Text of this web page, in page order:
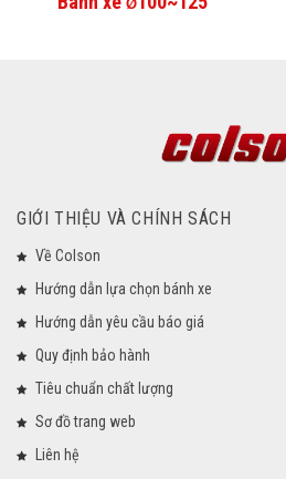
Ø
GIỚI THIỆU VÀ CHÍNH SÁCH
Về Colson
Hướng dẫn lựa chọn bánh xe
Hướng dẫn yêu cầu báo giá
Quy định bảo hành
Tiêu chuẩn chất lượng
Sơ đồ trang web
Liên hệ